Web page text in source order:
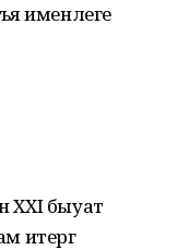
именлеге
XXI быуат
итергә